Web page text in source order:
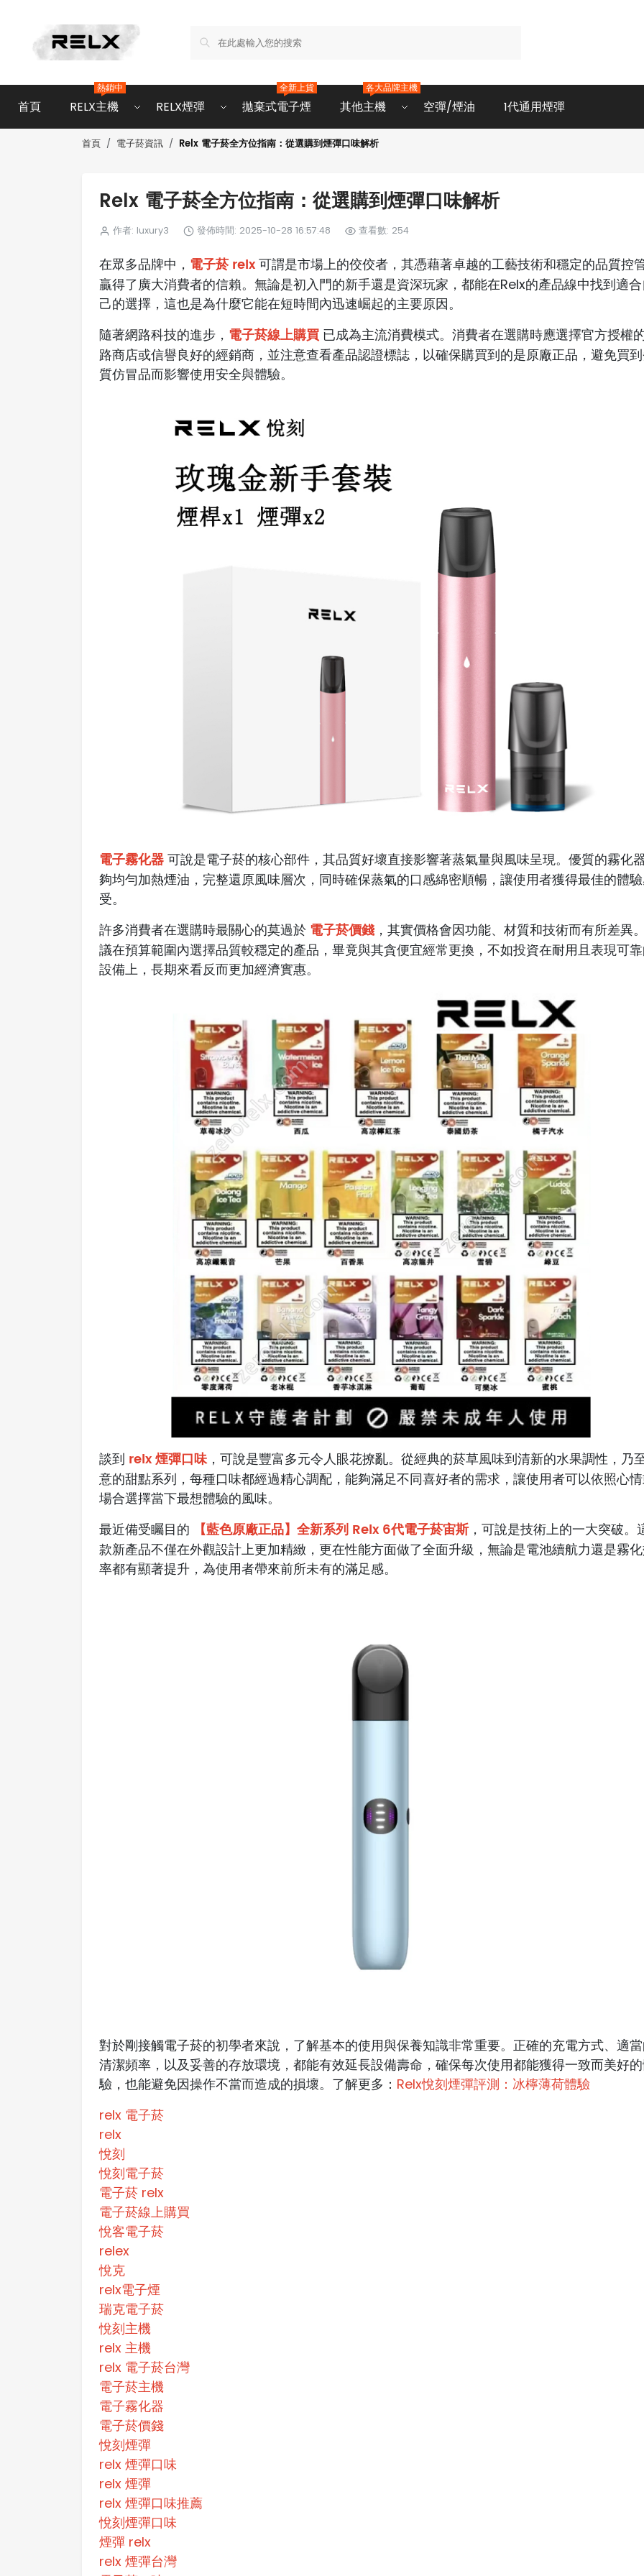
首頁 RELX主機
熱銷中
RELX煙彈 拋棄式電子煙
全新上貨
其他主機
各大品牌主機
空彈/煙油 1代通用煙彈
首頁 電子菸資訊 Relx 電子菸全方位指南：從選購到煙彈口味解析
Relx 電子菸全方位指南：從選購到煙彈口味解析
作者: luxury3 發佈時間: 2025-10-28 16:57:48 查看數: 254
在眾多品牌中， 電子菸 relx 可謂是市場上的佼佼者，其憑藉著卓越的工藝技術和穩定的品質控
贏得了廣大消費者的信賴。無論是初入門的新手還是資深玩家，都能在Relx的產品線中找到適
己的選擇，這也是為什麼它能在短時間內迅速崛起的主要原因。
隨著網路科技的進步， 電子菸線上購買 已成為主流消費模式。消費者在選購時應選擇官方授權
路商店或信譽良好的經銷商，並注意查看產品認證標誌，以確保購買到的是原廠正品，避免買
質仿冒品而影響使用安全與體驗。
電子霧化器 可說是電子菸的核心部件，其品質好壞直接影響著蒸氣量與風味呈現。優質的霧化
夠均勻加熱煙油，完整還原風味層次，同時確保蒸氣的口感綿密順暢，讓使用者獲得最佳的體
受。
許多消費者在選購時最關心的莫過於 電子菸價錢 ，其實價格會因功能、材質和技術而有所差異
議在預算範圍內選擇品質較穩定的產品，畢竟與其貪便宜經常更換，不如投資在耐用且表現可
設備上，長期來看反而更加經濟實惠。
談到 relx 煙彈口味，可說是豐富多元令人眼花撩亂。從經典的菸草風味到清新的水果調性，乃
意的甜點系列，每種口味都經過精心調配，能夠滿足不同喜好者的需求，讓使用者可以依照心
場合選擇當下最想體驗的風味。
最近備受矚目的
【藍色原廠正品】全新系列 Relx 6代電子菸宙斯，可說是技術上的一大突破。
款新產品不僅在外觀設計上更加精緻，更在性能方面做了全面升級，無論是電池續航力還是霧
率都有顯著提升，為使用者帶來前所未有的滿足感。
對於剛接觸電子菸的初學者來說，了解基本的使用與保養知識非常重要。正確的充電方式、適
清潔頻率，以及妥善的存放環境，都能有效延長設備壽命，確保每次使用都能獲得一致而美好
驗，也能避免因操作不當而造成的損壞。了解更多： Relx悅刻煙彈評測：冰檸薄荷體驗
relx 電子菸
relx
悅刻
悅刻電子菸
電子菸 relx
電子菸線上購買
悅客電子菸
relex
悅克
relx電子煙
瑞克電子菸
悅刻主機
relx 主機
relx 電子菸台灣
電子菸主機
電子霧化器
電子菸價錢
悅刻煙彈
relx 煙彈口味
relx 煙彈
relx 煙彈口味推薦
悅刻煙彈口味
煙彈 relx
relx 煙彈台灣